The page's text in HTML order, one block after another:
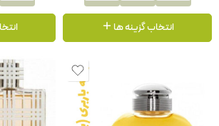
انتخاب گزینه ها